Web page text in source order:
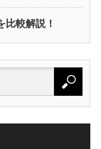
比較解説！